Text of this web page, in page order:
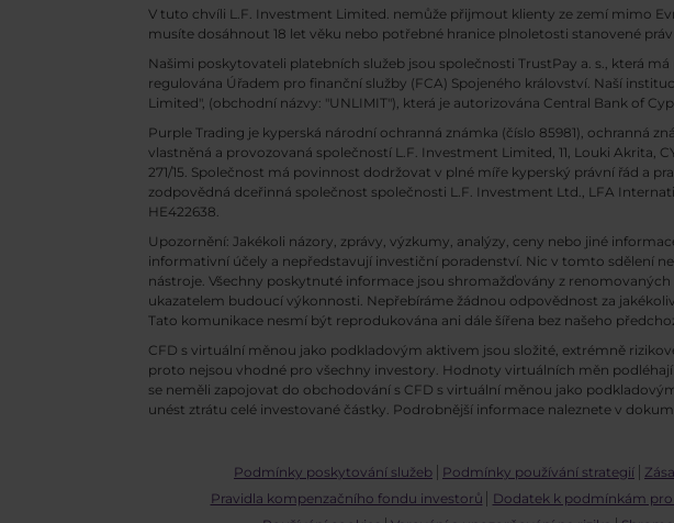
V tuto chvíli L.F. Investment Limited. nemůže přijmout klienty ze zemí mimo
musíte dosáhnout 18 let věku nebo potřebné hranice plnoletosti stanovené
Našimi poskytovateli platebních služeb jsou společnosti TrustPay a. s., která
regulována Úřadem pro finanční služby (FCA) Spojeného království. Naší
Limited", (obchodní názvy: "UNLIMIT"), která je autorizována Central Bank of
Purple Trading je kyperská národní ochranná známka (číslo 85981), ochranná
vlastněná a provozovaná společností L.F. Investment Limited, 11, Louki Akrita,
271/15. Společnost má povinnost dodržovat v plné míře kyperský právní řád a
zodpovědná dceřinná společnost společnosti L.F. Investment Ltd., LFA
HE422638.
Upozornění: Jakékoli názory, zprávy, výzkumy, analýzy, ceny nebo jiné
informativní účely a nepředstavují investiční poradenství. Nic v tomto sdělení
nástroje. Všechny poskytnuté informace jsou shromažďovány z
ukazatelem budoucí výkonnosti. Nepřebíráme žádnou odpovědnost za
Tato komunikace nesmí být reprodukována ani dále šířena bez našeho
CFD s virtuální měnou jako podkladovým aktivem jsou složité, extrémně
proto nejsou vhodné pro všechny investory. Hodnoty virtuálních měn
se neměli zapojovat do obchodování s CFD s virtuální měnou jako
unést ztrátu celé investované částky. Podrobnější informace naleznete v
Podmínky poskytování služeb Podmínky používání strategií
Pravidla kompenzačního fondu investorů
Dodatek k podmínkám pro